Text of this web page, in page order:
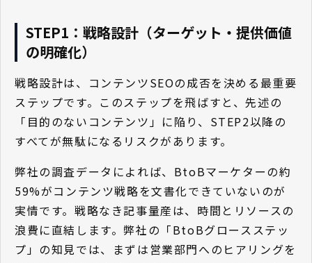
STEP1：戦略設計（ターゲット・提供価値
の明確化）
戦略設計は、コンテンツSEOの成否を決める最重要
ステップです。このステップを飛ばすと、先述の
「目的のないコンテンツ」に陥り、STEP2以降の
すべてが無駄になるリスクがあります。
弊社の調査データによれば、BtoBマーケターの約
59%がコンテンツ戦略を文書化できていないのが
実情です。戦略なき記事量産は、時間とリソースの
浪費に直結します。弊社の「BtoBグロースステッ
プ」の知見では、まずは営業部門へのヒアリングを